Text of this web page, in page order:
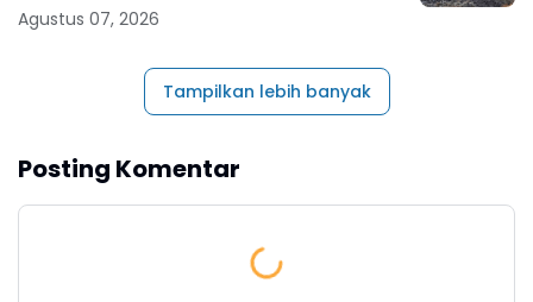
Agustus 07, 2026
Tampilkan lebih banyak
Posting Komentar